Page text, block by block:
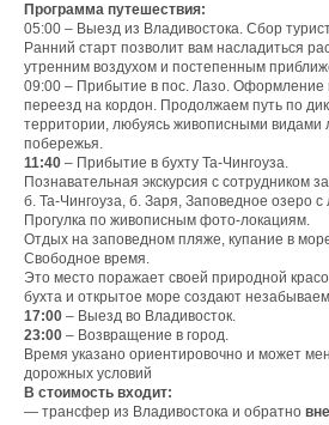
Программа путешествия:
05:00 – Выезд из Владивостока. Сбор
Ранний старт позволит вам насладиться
утренним воздухом и постепенным
09:00 – Прибытие в пос. Лазо. Оформление
переезд на кордон. Продолжаем путь по
территории, любуясь живописными видами
побережья.
11:40 – Прибытие в бухту Та-Чингоуза.
Познавательная экскурсия с сотрудником
б. Та-Чингоуза, б. Заря, Заповедное озеро с
Прогулка по живописным фото-локациям.
Отдых на заповедном пляже, купание в
Свободное время.
Это место поражает своей природной
бухта и открытое море создают
17:00 – Выезд во Владивосток.
23:00 – Возвращение в город.
Время указано ориентировочно и может
дорожных условий
В стоимость входит:
— трансфер из Владивостока и обратно